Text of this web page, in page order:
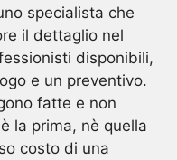
specialista che
il dettaglio nel
disponibili,
e un preventivo.
fatte e non
la prima, nè quella
costo di una